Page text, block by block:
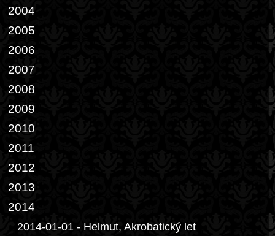
2004
2005
2006
2007
2008
2009
2010
2011
2012
2013
2014
2014-01-01 - Helmut, Akrobatický let